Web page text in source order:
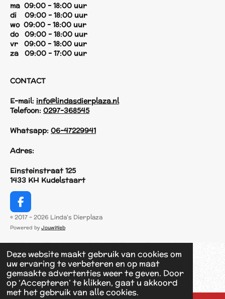
Deze website maakt gebruik van cookies om
uw ervaring te verbeteren en op maat
gemaakte advertenties weer te geven. Door
op ‘Accepteren’ te klikken, gaat u akkoord
met het gebruik van alle cookies.
ma 09:00 - 18:00 uur
di 09:00 - 18:00 uur
wo 09:00 - 18:00 uur
do 09:00 - 18:00 uur
vr 09:00 - 18:00 uur
za 09:00 - 17:00 uur
CONTACT
E-mail: info@lindasdierplaza.nl
Telefoon: 0297-368545
Whatsapp: 06-47229941
Adres:
Einsteinstraat 125
1433 KH Kudelstaart
F
a
c
b
o
o
k
© 2017 - 2026 Linda's Dierplaza
Powered by JouwWeb